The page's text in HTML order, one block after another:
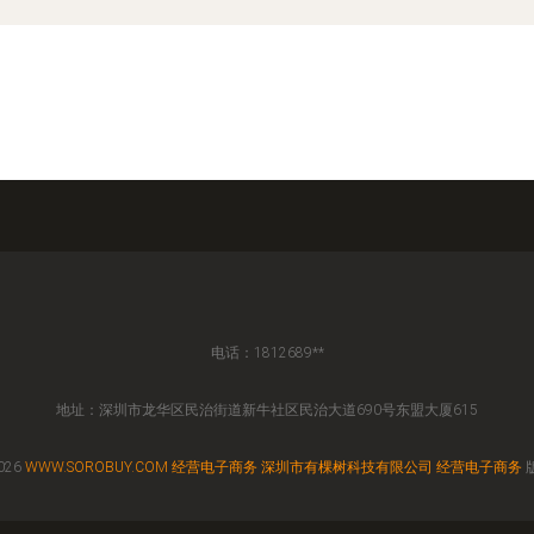
电话：1812689**
地址：深圳市龙华区民治街道新牛社区民治大道690号东盟大厦615
WWW.SOROBUY.COM 经营电子商务 深圳市有棵树科技有限公司 经营电子商务